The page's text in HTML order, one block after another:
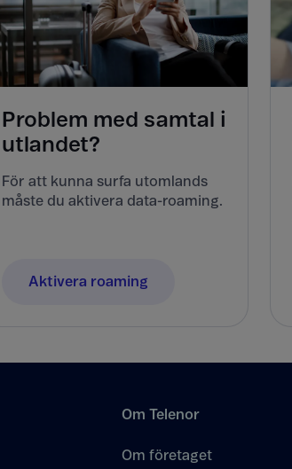
Problem med samtal i
utlandet?
För att kunna surfa utomlands
måste du aktivera data-roaming.
Aktivera roaming
Om Telenor
Om företaget